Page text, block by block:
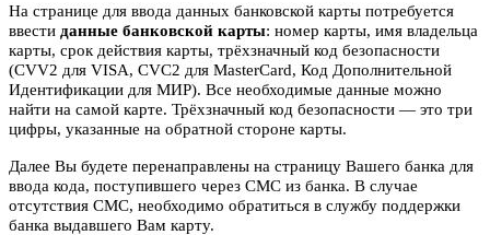
На странице для ввода данных банковской карты потребуется
ввести данные банковской карты: номер карты, имя владельца
карты, срок действия карты, трёхзначный код безопасности
(CVV2 для VISA, CVC2 для MasterCard, Код Дополнительной
Идентификации для МИР). Все необходимые данные можно
найти на самой карте. Трёхзначный код безопасности — это три
цифры, указанные на обратной стороне карты.
Далее Вы будете перенаправлены на страницу Вашего банка для
ввода кода, поступившего через СМС из банка. В случае
отсутствия СМС, необходимо обратиться в службу поддержки
банка выдавшего Вам карту.